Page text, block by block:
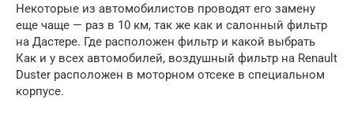
Некоторые из автомобилистов проводят его замену
еще чаще — раз в 10 км, так же как и салонный фильтр
на Дастере. Где расположен фильтр и какой выбрать
Как и у всех автомобилей, воздушный фильтр на Renault
Duster расположен в моторном отсеке в специальном
корпусе.